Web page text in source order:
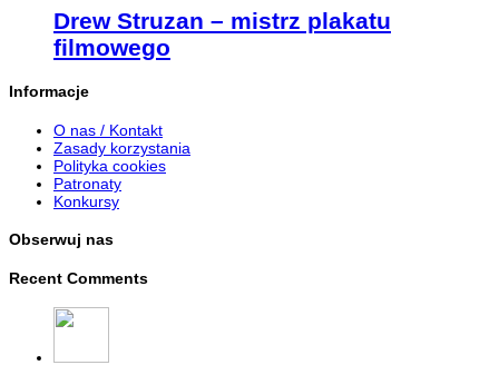
Drew Struzan – mistrz plakatu
filmowego
Informacje
O nas / Kontakt
Zasady korzystania
Polityka cookies
Patronaty
Konkursy
Obserwuj nas
Recent Comments